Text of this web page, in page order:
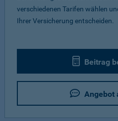
verschiedenen Tarifen wählen
Ihrer Versicherung entscheiden.
Beitrag
Angebot